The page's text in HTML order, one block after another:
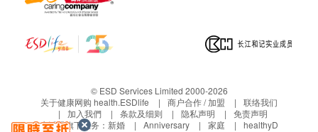
© ESD Services Limited 2000-2026
关于健康网购 health.ESDlife
商户合作 / 加盟
联络我们
加入我們
条款及细则 隐私声明
免责声明
生活易旗下业务： 新婚 Anniversary 家庭
healthyD